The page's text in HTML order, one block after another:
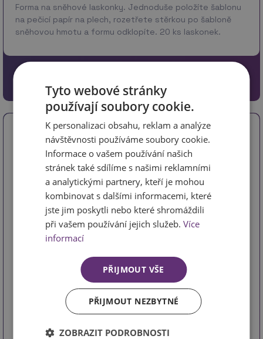
Forma na sněhové laskonky. Jednoduše položíte šablonu
na pečicí papír na plech, rozetřete stěrkou po šabloně
sněhovou hmotu a formu odklopíte. 20 ks laskonek.
99 Kč
81.82 Kč bez DPH
Pohárek na dezerty srdce, 6 ks
Tyto webové stránky
používají soubory cookie.
K personalizaci obsahu, reklam a analýze
návštěvnosti používáme soubory cookie.
Informace o vašem používání našich
stránek také sdílíme s našimi reklamními
a analytickými partnery, kteří je mohou
kombinovat s dalšími informacemi, které
jste jim poskytli nebo které shromáždili
při vašem používání jejich služeb.Více
informací
PŘIJMOUT VŠE
PŘIJMOUT NEZBYTNÉ
ZOBRAZIT PODROBNOSTI